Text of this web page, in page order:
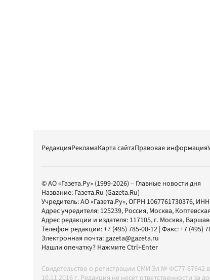
РедакцияРекламаКарта сайтаПравовая информация
© АО «Газета.Ру» (1999-2026) – Главные новости дня
Название: Газета.Ru (Gazeta.Ru)
Учредитель:АО «Газета.Ру», ОГРН 1067761730376,
Адрес учредителя: 125239, Россия, Москва,
Адрес редакции и издателя: 117105, г. Москва,
Телефон редакции:+7 (495) 785-00-12 | Факс:+7 (495)
Электронная почта:gazeta@gazeta.ru
Нашли опечатку? Нажмите Ctrl+Enter
Свидетельство о регистрации СМИ Эл № ФС77-
10.11.2016 г. Редакция не несет ответственности